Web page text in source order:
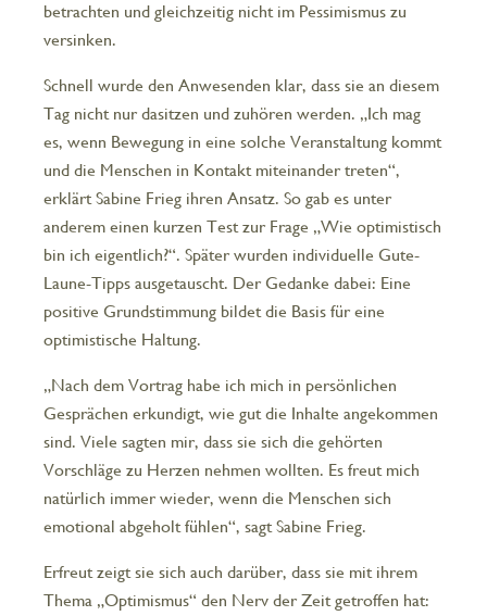
betrachten und gleichzeitig nicht im Pessimismus zu
versinken.
Schnell wurde den Anwesenden klar, dass sie an diesem
Tag nicht nur dasitzen und zuhören werden. „Ich mag
es, wenn Bewegung in eine solche Veranstaltung kommt
und die Menschen in Kontakt miteinander treten“,
erklärt Sabine Frieg ihren Ansatz. So gab es unter
anderem einen kurzen Test zur Frage „Wie optimistisch
bin ich eigentlich?“. Später wurden individuelle Gute-
Laune-Tipps ausgetauscht. Der Gedanke dabei: Eine
positive Grundstimmung bildet die Basis für eine
optimistische Haltung.
„Nach dem Vortrag habe ich mich in persönlichen
Gesprächen erkundigt, wie gut die Inhalte angekommen
sind. Viele sagten mir, dass sie sich die gehörten
Vorschläge zu Herzen nehmen wollten. Es freut mich
natürlich immer wieder, wenn die Menschen sich
emotional abgeholt fühlen“, sagt Sabine Frieg.
Erfreut zeigt sie sich auch darüber, dass sie mit ihrem
Thema „Optimismus“ den Nerv der Zeit getroffen hat: